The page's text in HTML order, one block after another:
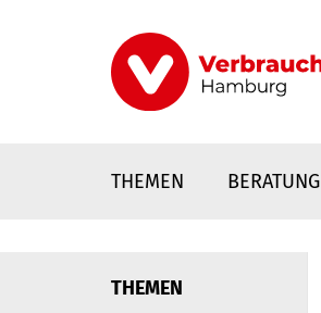
THEMEN BERATUNG
THEMEN